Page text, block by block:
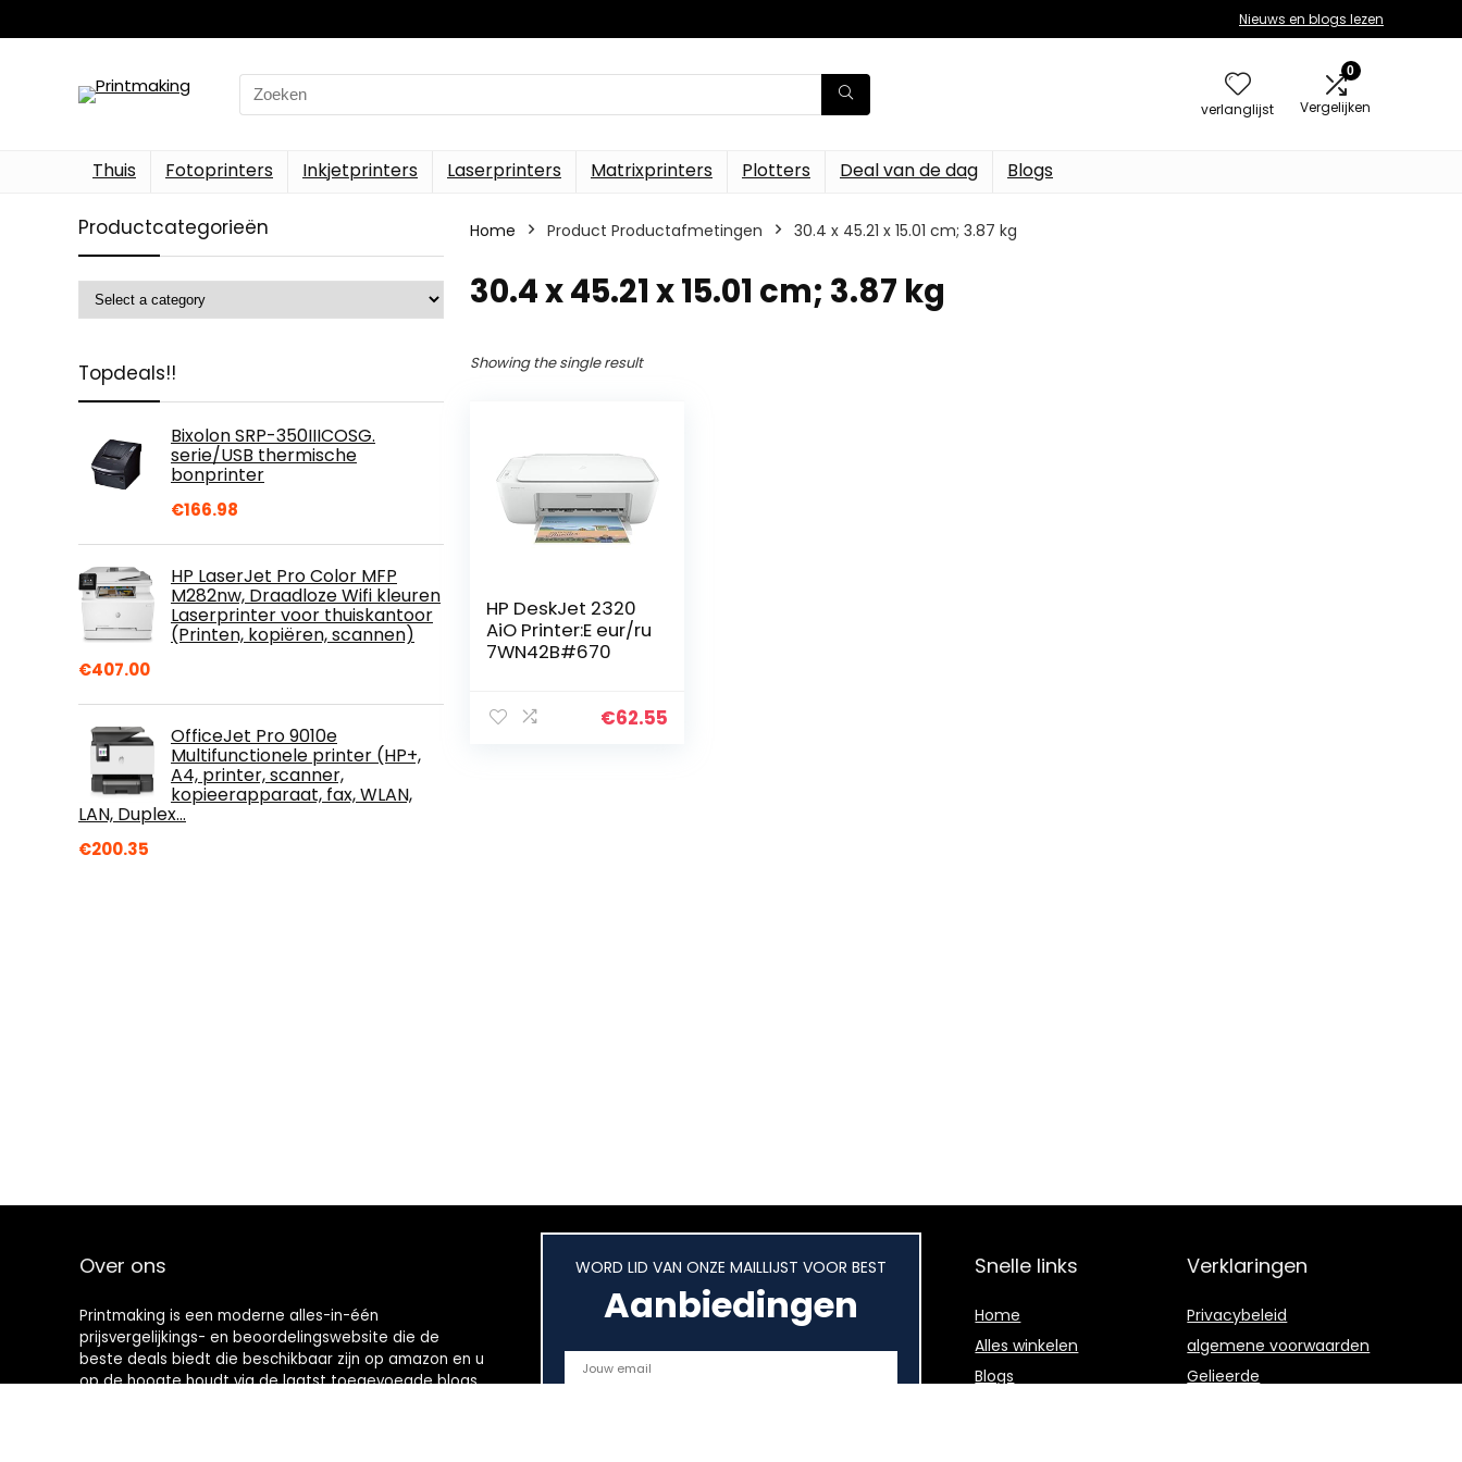
Nieuws en blogs lezen
Search
for:
verlanglijst
0
Vergelijken
Thuis Fotoprinters Inkjetprinters Laserprinters Matrixprinters Plotters Deal van de dag Blogs
Productcategorieën
Topdeals!!
Bixolon SRP-350IIICOSG.
serie/USB thermische
bonprinter
€166.98
HP LaserJet Pro Color MFP
M282nw, Draadloze Wifi kleuren
Laserprinter voor thuiskantoor
(Printen, kopiëren, scannen)
€407.00
OfficeJet Pro 9010e
Multifunctionele printer (HP+,
A4, printer, scanner,
kopieerapparaat, fax, WLAN,
LAN, Duplex…
€200.35
Home Product Productafmetingen ‎30.4 x 45.21 x 15.01 cm; 3.87 kg
‎30.4 x 45.21 x 15.01 cm; 3.87 kg
Showing the single result
HP DeskJet 2320
AiO Printer:E eur/ru
7WN42B#670
€62.55
Over ons
Printmaking is een moderne alles-in-één
prijsvergelijkings- en beoordelingswebsite die de
beste deals biedt die beschikbaar zijn op amazon en u
op de hoogte houdt via de laatst toegevoegde blogs.
WORD LID VAN ONZE MAILLIJST VOOR BEST
Aanbiedingen
Snelle links
Home
Alles winkelen
Blogs
Verklaringen
Privacybeleid
algemene voorwaarden
Gelieerde